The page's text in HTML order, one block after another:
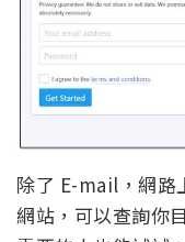
除了 E-mail，網路
網站，可以查詢你